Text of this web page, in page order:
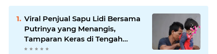
Viral Penjual Sapu Lidi Bersama
Putrinya yang Menangis,
Tamparan Keras di Tengah
Maraknya Korupsi